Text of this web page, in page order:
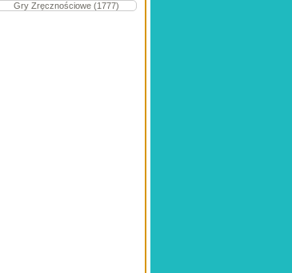
Gry Zręcznościowe (1777)